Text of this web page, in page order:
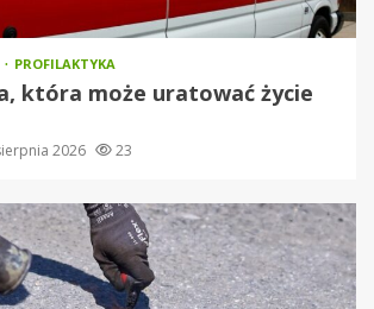
PROFILAKTYKA
która może uratować życie
2026 23